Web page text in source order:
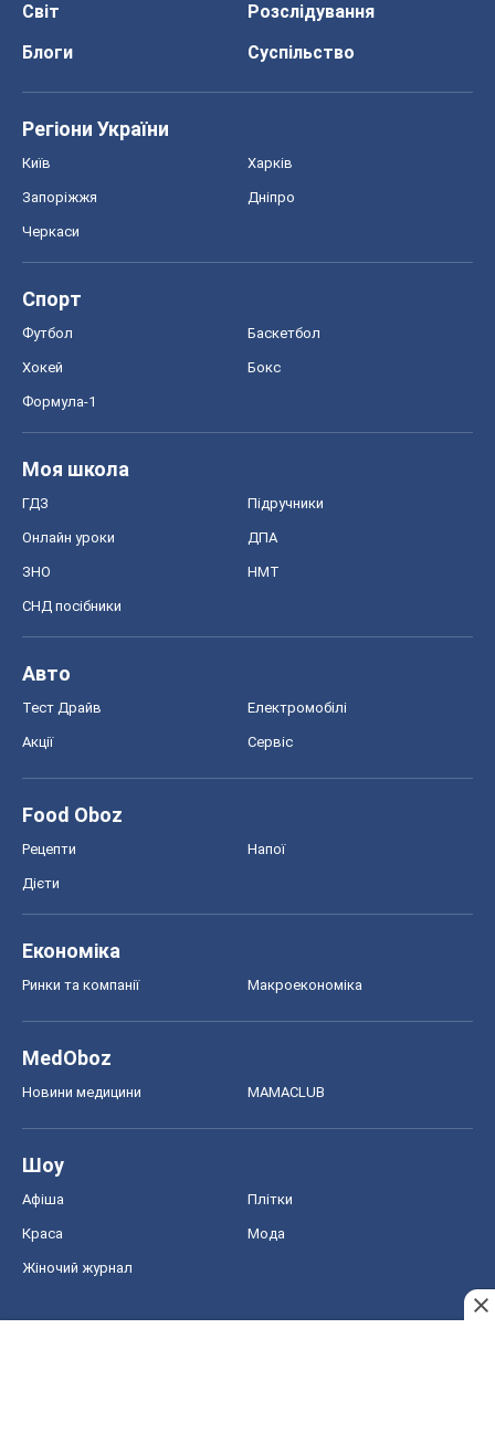
Світ
Розслідування
Блоги
Суспільство
Регіони України
Київ Харків
Запоріжжя Дніпро
Черкаси
Спорт
Футбол Баскетбол
Хокей Бокс
Формула-1
Моя школа
ГДЗ Підручники
Онлайн уроки ДПА
ЗНО НМТ
СНД посібники
Авто
Тест Драйв Електромобілі
Акції Сервіс
Food Oboz
Рецепти Напої
Дієти
Економіка
Ринки та компанії Макроекономіка
MedOboz
Новини медицини MAMACLUB
Шоу
Афіша Плітки
Краса Мода
Жіночий журнал